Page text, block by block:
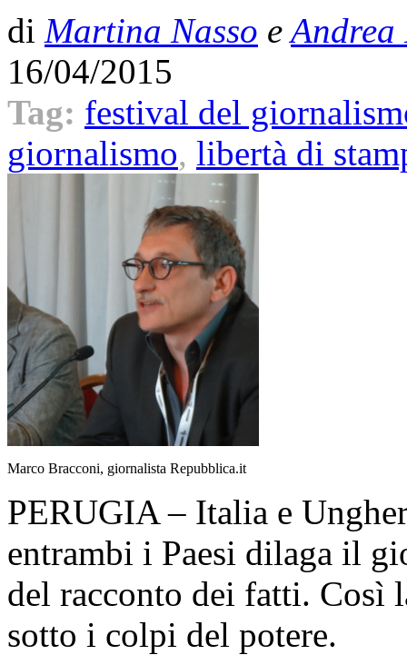
di Martina Nasso e
16/04/2015
Tag: festival del
giornalismo, libertà di
Marco Bracconi, giornalista Repubblica.it
PERUGIA – Italia e
entrambi i Paesi dilaga il
del racconto dei fatti. Così
sotto i colpi del potere.